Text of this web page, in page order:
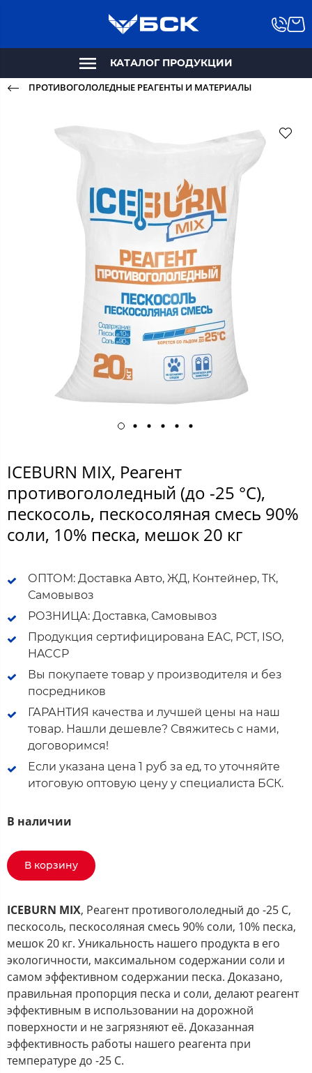
КАТАЛОГ ПРОДУКЦИИ
ПРОТИВОГОЛОЛЕДНЫЕ РЕАГЕНТЫ И МАТЕРИАЛЫ
ICEBURN MIX, Реагент
противогололедный (до -25 °C),
пескосоль, пескосоляная смесь 90%
соли, 10% песка, мешок 20 кг
ОПТОМ: Доставка Авто, ЖД, Контейнер, ТК,
Самовывоз
РОЗНИЦА: Доставка, Самовывоз
Продукция сертифицирована ЕАС, РСТ, ISO,
HACCP
Вы покупаете товар у производителя и без
посредников
ГАРАНТИЯ качества и лучшей цены на наш
товар. Нашли дешевле? Свяжитесь с нами,
договоримся!
Если указана цена 1 руб за ед, то уточняйте
итоговую оптовую цену у специалиста БСК.
В наличии
В корзину
ICEBURN MIX, Реагент противогололедный до -25 С,
пескосоль, пескосоляная смесь 90% соли, 10% песка,
мешок 20 кг. Уникальность нашего продукта в его
экологичности, максимальном содержании соли и
самом эффективном содержании песка. Доказано,
правильная пропорция песка и соли, делают реагент
эффективным в использовании на дорожной
поверхности и не загрязняют её. Доказанная
эффективность работы нашего реагента при
температуре до -25 С.